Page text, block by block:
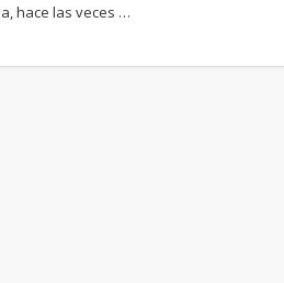
hace las veces …